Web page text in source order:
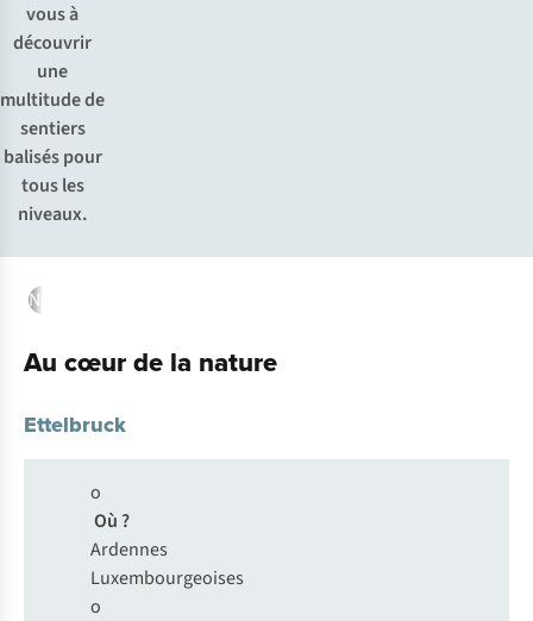
vous à
découvrir
une
multitude de
sentiers
balisés pour
tous les
niveaux.
Nature
Au cœur de la nature
Ettelbruck
o
Où ?
Ardennes
Luxembourgeoises
o